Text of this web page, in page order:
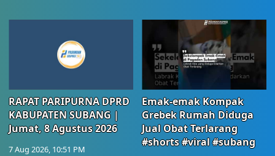
RAPAT PARIPURNA DPRD
KABUPATEN SUBANG |
Jumat, 8 Agustus 2026
7 Aug 2026, 10:51 PM
Emak-emak Kompak
Grebek Rumah Diduga
Jual Obat Terlarang
#shorts #viral #subang